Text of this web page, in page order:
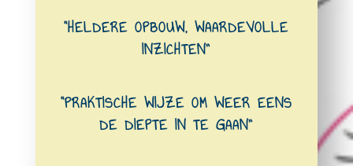
“HELDERE OPBOUW, WAARDEVOLLE
INZICHTEN”
“PRAKTISCHE WIJZE OM WEER EENS
DE DIEPTE IN TE GAAN”